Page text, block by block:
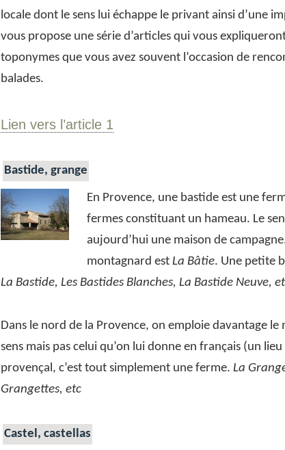
locale dont le sens lui échappe le privant ainsi d’une
vous propose une série d’articles qui vous
toponymes que vous avez souvent l’occasion de
balades.
Lien vers l’article 1
Bastide, grange
En Provence, une bastide est une
fermes constituant un hameau. Le
aujourd’hui une maison de
montagnard estLa Bâtie. Une petite
La Bastide, Les Bastides Blanches, La Bastide Neuve,
Dans le nord de la Provence, on emploie davantage
sens mais pas celui qu’on lui donne en français (un
provençal, c’est tout simplement une ferme.La
Grangettes, etc
Castel, castellas